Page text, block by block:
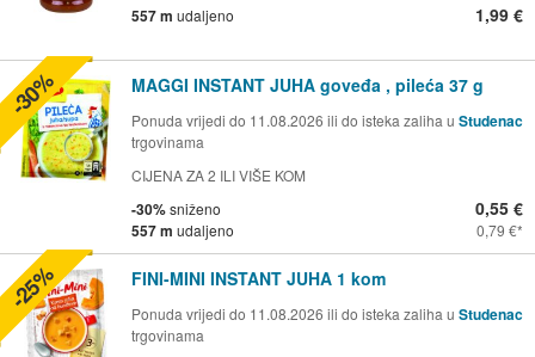
557 m udaljeno 1,99 €
MAGGI INSTANT JUHA goveđa , pileća 37 g
Ponuda vrijedi do 11.08.2026 ili do isteka zaliha u Studenac
trgovinama
CIJENA ZA 2 ILI VIŠE KOM
-30%sniženo
557 m udaljeno
0,55 €
0,79 €
-30%
FINI-MINI INSTANT JUHA 1 kom
Ponuda vrijedi do 11.08.2026 ili do isteka zaliha u Studenac
trgovinama
-25%